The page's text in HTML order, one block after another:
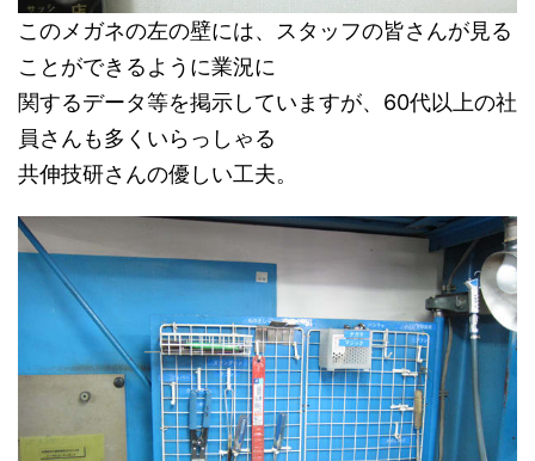
このメガネの左の壁には、スタッフの皆さんが見る
ことができるように業況に
関するデータ等を掲示していますが、60代以上の社
員さんも多くいらっしゃる
共伸技研さんの優しい工夫。